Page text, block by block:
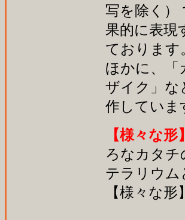
写を除く
果的に表現
ております
ほかに、「
ザイク」な
作していま
【様々な形】
ろなカタチ
テラリウム
【様々な